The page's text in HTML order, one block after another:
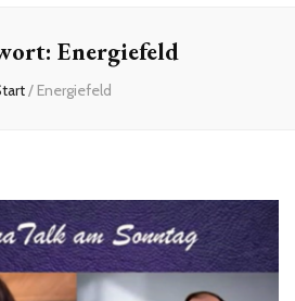
Energiefeld
/ Energiefeld